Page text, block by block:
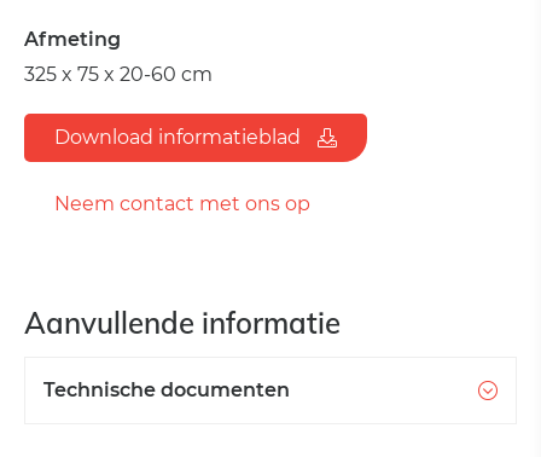
Afmeting
325 x 75 x 20-60 cm
Download informatieblad
Neem contact met ons op
Aanvullende informatie
Technische documenten